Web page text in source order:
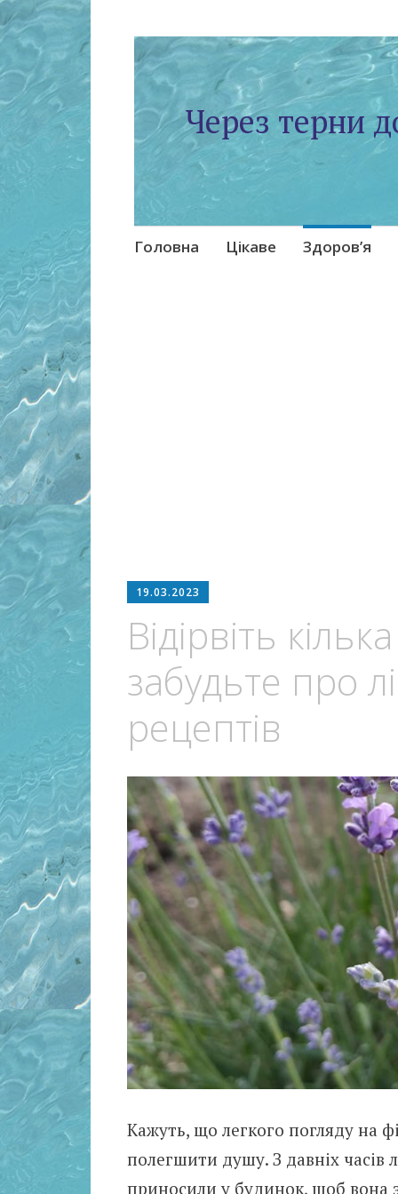
Через терни
Skip
Головна Цікаве Здоров’я
19.03.2023
Відірвіть
забудьте про
рецептів
Кажуть, що легкого погляду на
полегшити душу. З давніх часів
приносили у будинок, щоб вона